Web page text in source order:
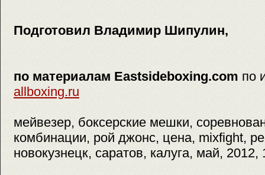
Подготовил Владимир Шипулин,
по материалам Eastsideboxing.com по
allboxing.ru
мейвезер, боксерские мешки,
комбинации, рой джонс, цена, mixfight,
новокузнецк, саратов, калуга, май, 2012,